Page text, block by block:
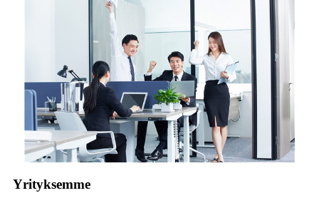
Yrityksemme